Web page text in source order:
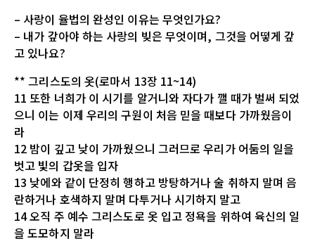
– 사랑이 율법의 완성인 이유는 무엇인가요?
– 내가 갚아야 하는 사랑의 빚은 무엇이며, 그것을 어떻게 갚
고 있나요?
** 그리스도의 옷(로마서 13장 11~14)
11 또한 너희가 이 시기를 알거니와 자다가 깰 때가 벌써 되었
으니 이는 이제 우리의 구원이 처음 믿을 때보다 가까웠음이
라
12 밤이 깊고 낮이 가까웠으니 그러므로 우리가 어둠의 일을
벗고 빛의 갑옷을 입자
13 낮에와 같이 단정히 행하고 방탕하거나 술 취하지 말며 음
란하거나 호색하지 말며 다투거나 시기하지 말고
14 오직 주 예수 그리스도로 옷 입고 정욕을 위하여 육신의 일
을 도모하지 말라